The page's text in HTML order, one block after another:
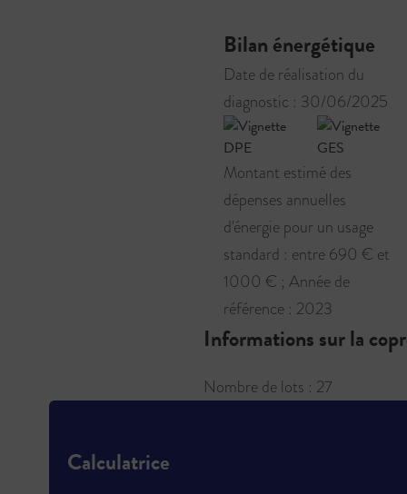
Bilan énergétique
Date de réalisation du
diagnostic : 30/06/2025
Montant estimé des
dépenses annuelles
d'énergie pour un usage
standard : entre 690 € et
1000 € ; Année de
référence : 2023
Informations sur la
Nombre de lots : 27
Calculatrice